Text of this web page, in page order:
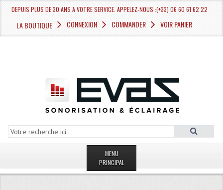
DEPUIS PLUS DE 30 ANS A VOTRE SERVICE. APPELEZ-NOUS :(+33) 06 60 61 62 22
LA BOUTIQUE CONNEXION COMMANDER VOIR PANIER
MENU
PRINCIPAL